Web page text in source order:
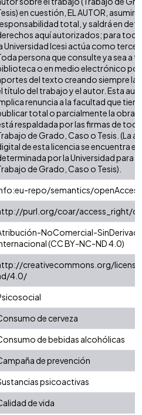
en cuestión, EL AUTOR, asumirá
total, y saldrá en
aquí autorizados; para
Universidad Icesi actúa como
persona que consulte ya sea a
o en medio electrónico
del texto creando siempre la
título del trabajo y el autor. Esta
renuncia a la facultad que tiene
total o parcialmente la obra.
respaldada por las firmas de
de Grado, Caso o Tesis. (La
de esta licencia se encuentra
por la Universidad para
de Grado, Caso o Tesis).
repo/semantics/openAccess
purl.org/coar/access_right/
NoComercial-
(CC BY-NC-ND 4.0)
creativecommons.org/
4.0/
de cerveza
de bebidas alcohólicas
de prevención
psicoactivas
de vida